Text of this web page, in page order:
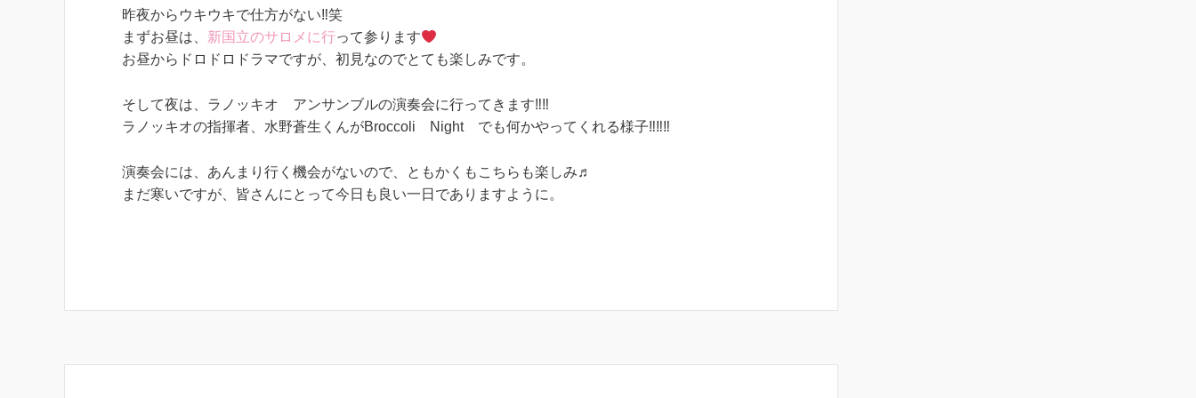
昨夜からウキウキで仕方がない‼笑
まずお昼は、 新国立のサロメに行って参ります
お昼からドロドロドラマですが、初見なのでとても楽しみです。
そして夜は、 ラノッキオ アンサンブルの演奏会に行ってきます‼‼
ラノッキオの指揮者、水野蒼生くんがBroccoli Nightでも何かやってくれる様子‼‼‼
演奏会には、あんまり行く機会がないので、ともかくもこちらも楽しみ♬
まだ寒いですが、皆さんにとって今日も良い一日でありますように。